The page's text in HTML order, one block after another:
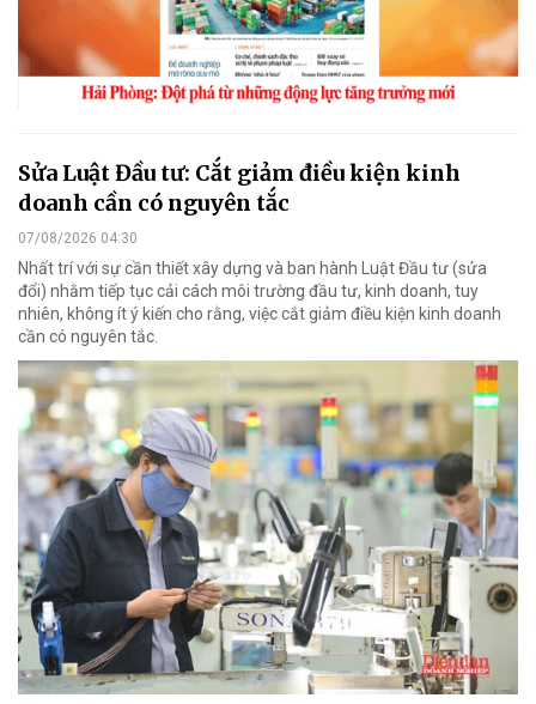
Sửa Luật Đầu tư: Cắt giảm điều kiện kinh
doanh cần có nguyên tắc
07/08/2026 04:30
Nhất trí với sự cần thiết xây dựng và ban hành Luật Đầu tư (sửa
đổi) nhằm tiếp tục cải cách môi trường đầu tư, kinh doanh, tuy
nhiên, không ít ý kiến cho rằng, việc cắt giảm điều kiện kinh doanh
cần có nguyên tắc.